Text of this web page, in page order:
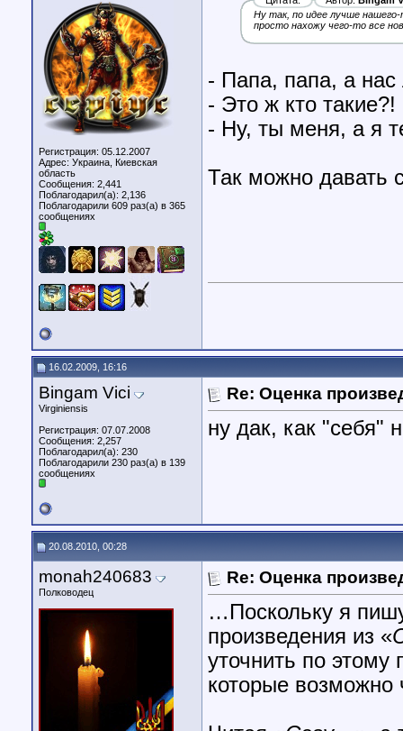
Регистрация: 05.12.2007
Адрес: Украина, Киевская
область
Сообщения: 2,441
Поблагодарил(а): 2,136
Поблагодарили 609 раз(а) в 365
сообщениях
Ну так, по идее лучше
просто нахожу чего-то все
- Папа, папа, а
- Это ж кто такие?!
- Ну, ты меня, а я
Так можно давать
16.02.2009, 16:16
Bingam Vici
Virginiensis
Регистрация: 07.07.2008
Сообщения: 2,257
Поблагодарил(а): 230
Поблагодарили 230 раз(а) в 139
сообщениях
Re: Оценка
ну дак, как "себя"
20.08.2010, 00:28
monah240683
Полководец
Re: Оценка
…Поскольку я
произведения из «
уточнить по этому
которые